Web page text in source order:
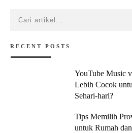
RECENT POSTS
YouTube Music
Lebih Cocok
Sehari-hari?
Tips Memilih
untuk Rumah